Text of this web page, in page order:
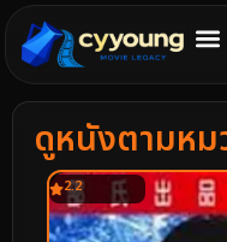
ดูหนังตามห
2.2